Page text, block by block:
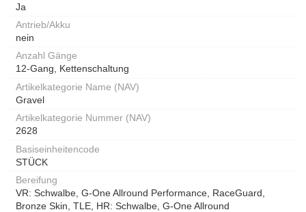
Ja
Antrieb/Akku
nein
Anzahl Gänge
12-Gang, Kettenschaltung
Artikelkategorie Name (NAV)
Gravel
Artikelkategorie Nummer (NAV)
2628
Basiseinheitencode
STÜCK
Bereifung
VR: Schwalbe, G-One Allround Performance, RaceGuard,
Bronze Skin, TLE, HR: Schwalbe, G-One Allround